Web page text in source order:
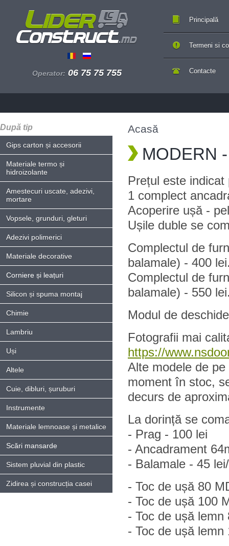
Operator: 06 75 75 755
Principală
Contacte
Termeni si
După tip
Gips carton și accesorii
Materiale termo și
hidroizolante
Amestecuri uscate, adezivi,
mortare
Vopsele, grunduri, gleturi
Adezivi polimerici
Materiale decorative
Corniere și leațuri
Silicon și spuma montaj
Chimie
Lambriu
Uși
Altele
Cuie, dibluri, șuruburi
Instrumente
Materiale lemnoase și metalice
Scări mansarde
Sistem pluvial din plastic
Zidirea și construcția casei
Acasă
MODERN
Prețul este
1 complect
Acoperire ușă -
Ușile duble se
Complectul de
balamale) - 400
Complectul de
balamale) - 550
Modul de
Fotografii mai
https://
Alte modele de
moment în stoc,
decurs de
La dorință se
- Prag - 100 lei
- Ancadrament
- Balamale - 45
- Toc de ușă 80
- Toc de ușă 100
- Toc de ușă
- Toc de ușă